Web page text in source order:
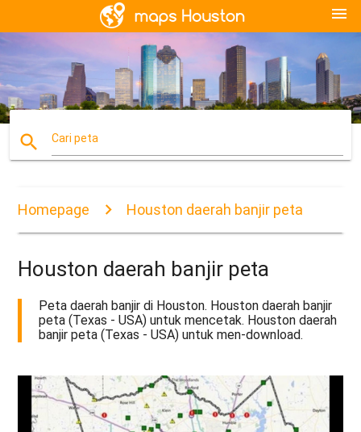
menu
search Cari peta
Homepage Houston daerah banjir peta
Houston daerah banjir peta
Peta daerah banjir di Houston. Houston daerah banjir
peta (Texas - USA) untuk mencetak. Houston daerah
banjir peta (Texas - USA) untuk men-download.